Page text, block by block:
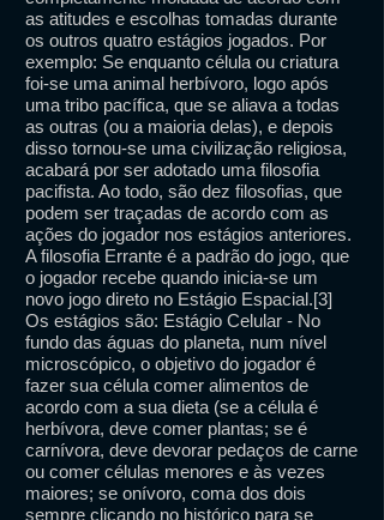
as atitudes e escolhas tomadas durante
os outros quatro estágios jogados. Por
exemplo: Se enquanto célula ou criatura
foi-se uma animal herbívoro, logo após
uma tribo pacífica, que se aliava a todas
as outras (ou a maioria delas), e depois
disso tornou-se uma civilização religiosa,
acabará por ser adotado uma filosofia
pacifista. Ao todo, são dez filosofias, que
podem ser traçadas de acordo com as
ações do jogador nos estágios anteriores.
A filosofia Errante é a padrão do jogo, que
o jogador recebe quando inicia-se um
novo jogo direto no Estágio Espacial.[3]
Os estágios são: Estágio Celular - No
fundo das águas do planeta, num nível
microscópico, o objetivo do jogador é
fazer sua célula comer alimentos de
acordo com a sua dieta (se a célula é
herbívora, deve comer plantas; se é
carnívora, deve devorar pedaços de carne
ou comer células menores e às vezes
maiores; se onívoro, coma dos dois
sempre clicando no histórico para se